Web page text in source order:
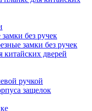
без ручек
замки без ручек
китайских дверей
ручкой
защелок